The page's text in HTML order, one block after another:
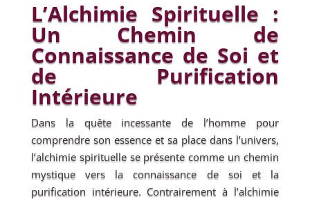
L’Alchimie Spirituelle :
Un Chemin de
Connaissance de Soi et
de Purification
Intérieure
Dans la quête incessante de l’homme pour
comprendre son essence et sa place dans l’univers,
l’alchimie spirituelle se présente comme un chemin
mystique vers la connaissance de soi et la
purification intérieure. Contrairement à l’alchimie